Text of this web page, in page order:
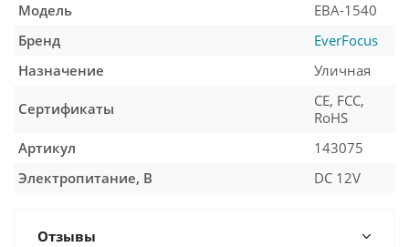
Модель
EBA-1540
Бренд
EverFocus
Назначение
Уличная
Сертификаты
CE, FCC,
RoHS
Артикул
143075
Электропитание, В
DC 12V
Отзывы